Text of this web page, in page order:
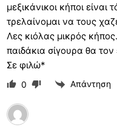
μεξικάνικοι κήποι είναι
τρελαίνομαι να τους
Λες κιόλας μικρός
παιδάκια σίγουρα θα τον
Σε φιλώ*
0 Απάντηση